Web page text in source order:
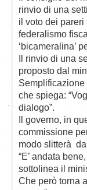
rinvio di una
il voto dei
federalismo
‘bicameralina’
Il rinvio di una
proposto dal
che spiega:
dialogo”.
Il governo, in
commissione
modo slitterà
“E’ andata
sottolinea il
Che però torna